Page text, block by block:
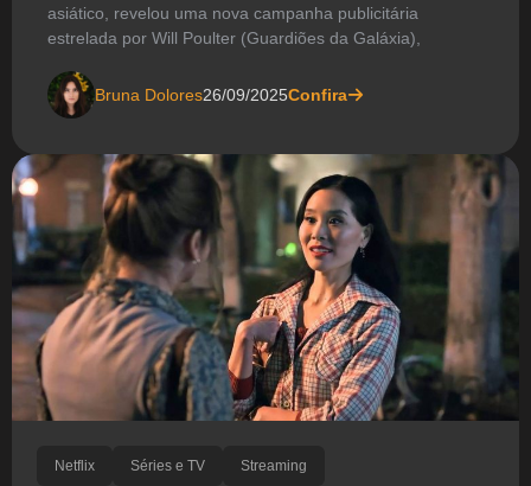
asiático, revelou uma nova campanha publicitária
estrelada por Will Poulter (Guardiões da Galáxia),
Bruna Dolores26/09/2025Confira
Netflix Séries e TV Streaming